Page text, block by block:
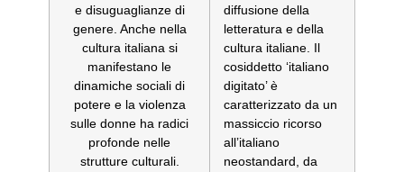
e disuguaglianze di
genere. Anche nella
cultura italiana si
manifestano le
dinamiche sociali di
potere e la violenza
sulle donne ha radici
profonde nelle
strutture culturali.
diffusione della
letteratura e della
cultura italiane. Il
cosiddetto ‘italiano
digitato’ è
caratterizzato da un
massiccio ricorso
all’italiano
neostandard, da